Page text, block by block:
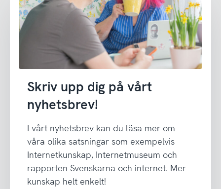
Skriv upp dig på vårt
nyhetsbrev!
I vårt nyhetsbrev kan du läsa mer om
våra olika satsningar som exempelvis
Internetkunskap, Internetmuseum och
rapporten Svenskarna och internet. Mer
kunskap helt enkelt!